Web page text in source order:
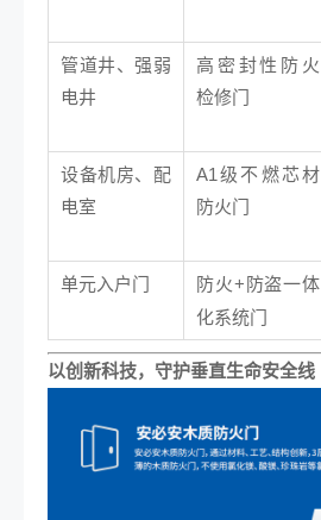
管道井、强弱
电井
高密封性防火
检修门
设备机房、配
电室
A1级不燃芯材
防火门
单元入户门 防火+防盗一体
化系统门
以创新科技，守护垂直生命安全线